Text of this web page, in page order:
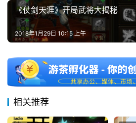
对
接
上
海
站
《仗剑天涯》开局武将大揭秘
2018年1月29日 10:15 上午
相关推荐